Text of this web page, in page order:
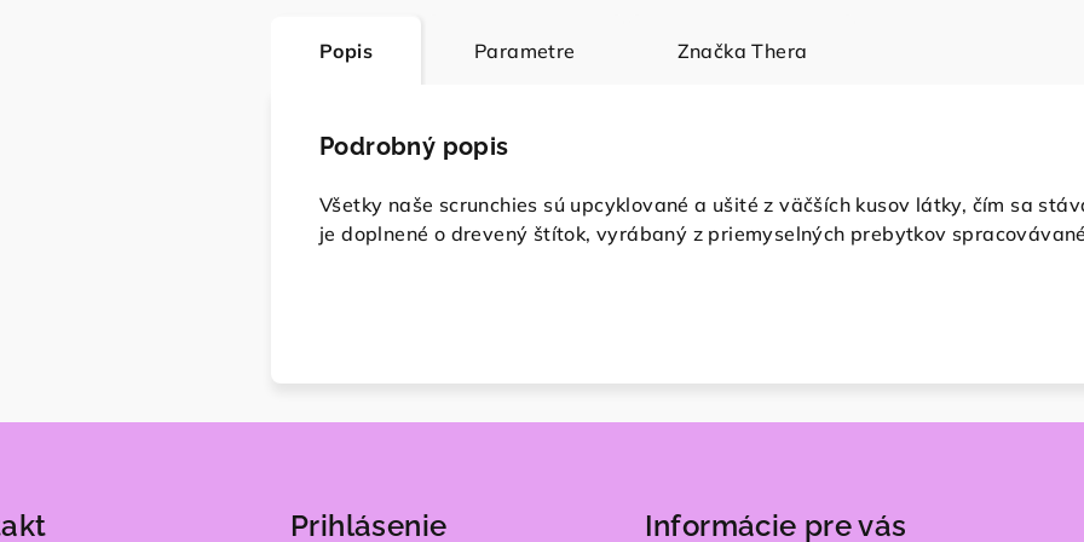
Popis Parametre Značka Thera
Podrobný popis
Všetky naše scrunchies sú upcyklované a ušité z väčších kusov látky, čím sa
je doplnené o drevený štítok, vyrábaný z priemyselných prebytkov
Prihlásenie Informácie pre vás